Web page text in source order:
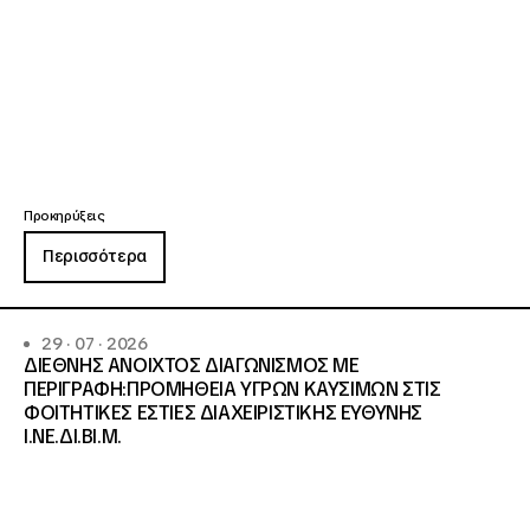
Προκηρύξεις
Περισσότερα
29 · 07 · 2026
ΔΙΕΘΝΗΣ ΑΝΟΙΧΤΟΣ ΔΙΑΓΩΝΙΣΜΟΣ ΜΕ
ΠΕΡΙΓΡΑΦΗ:ΠΡΟΜΗΘΕΙΑ ΥΓΡΩΝ ΚΑΥΣΙΜΩΝ ΣΤΙΣ
ΦΟΙΤΗΤΙΚΕΣ ΕΣΤΙΕΣ ΔΙΑΧΕΙΡΙΣΤΙΚΗΣ ΕΥΘΥΝΗΣ
Ι.ΝΕ.ΔΙ.ΒΙ.Μ.